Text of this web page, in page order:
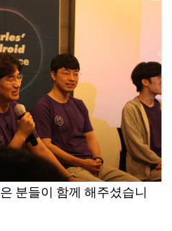
분들이 함께 해주셨습니